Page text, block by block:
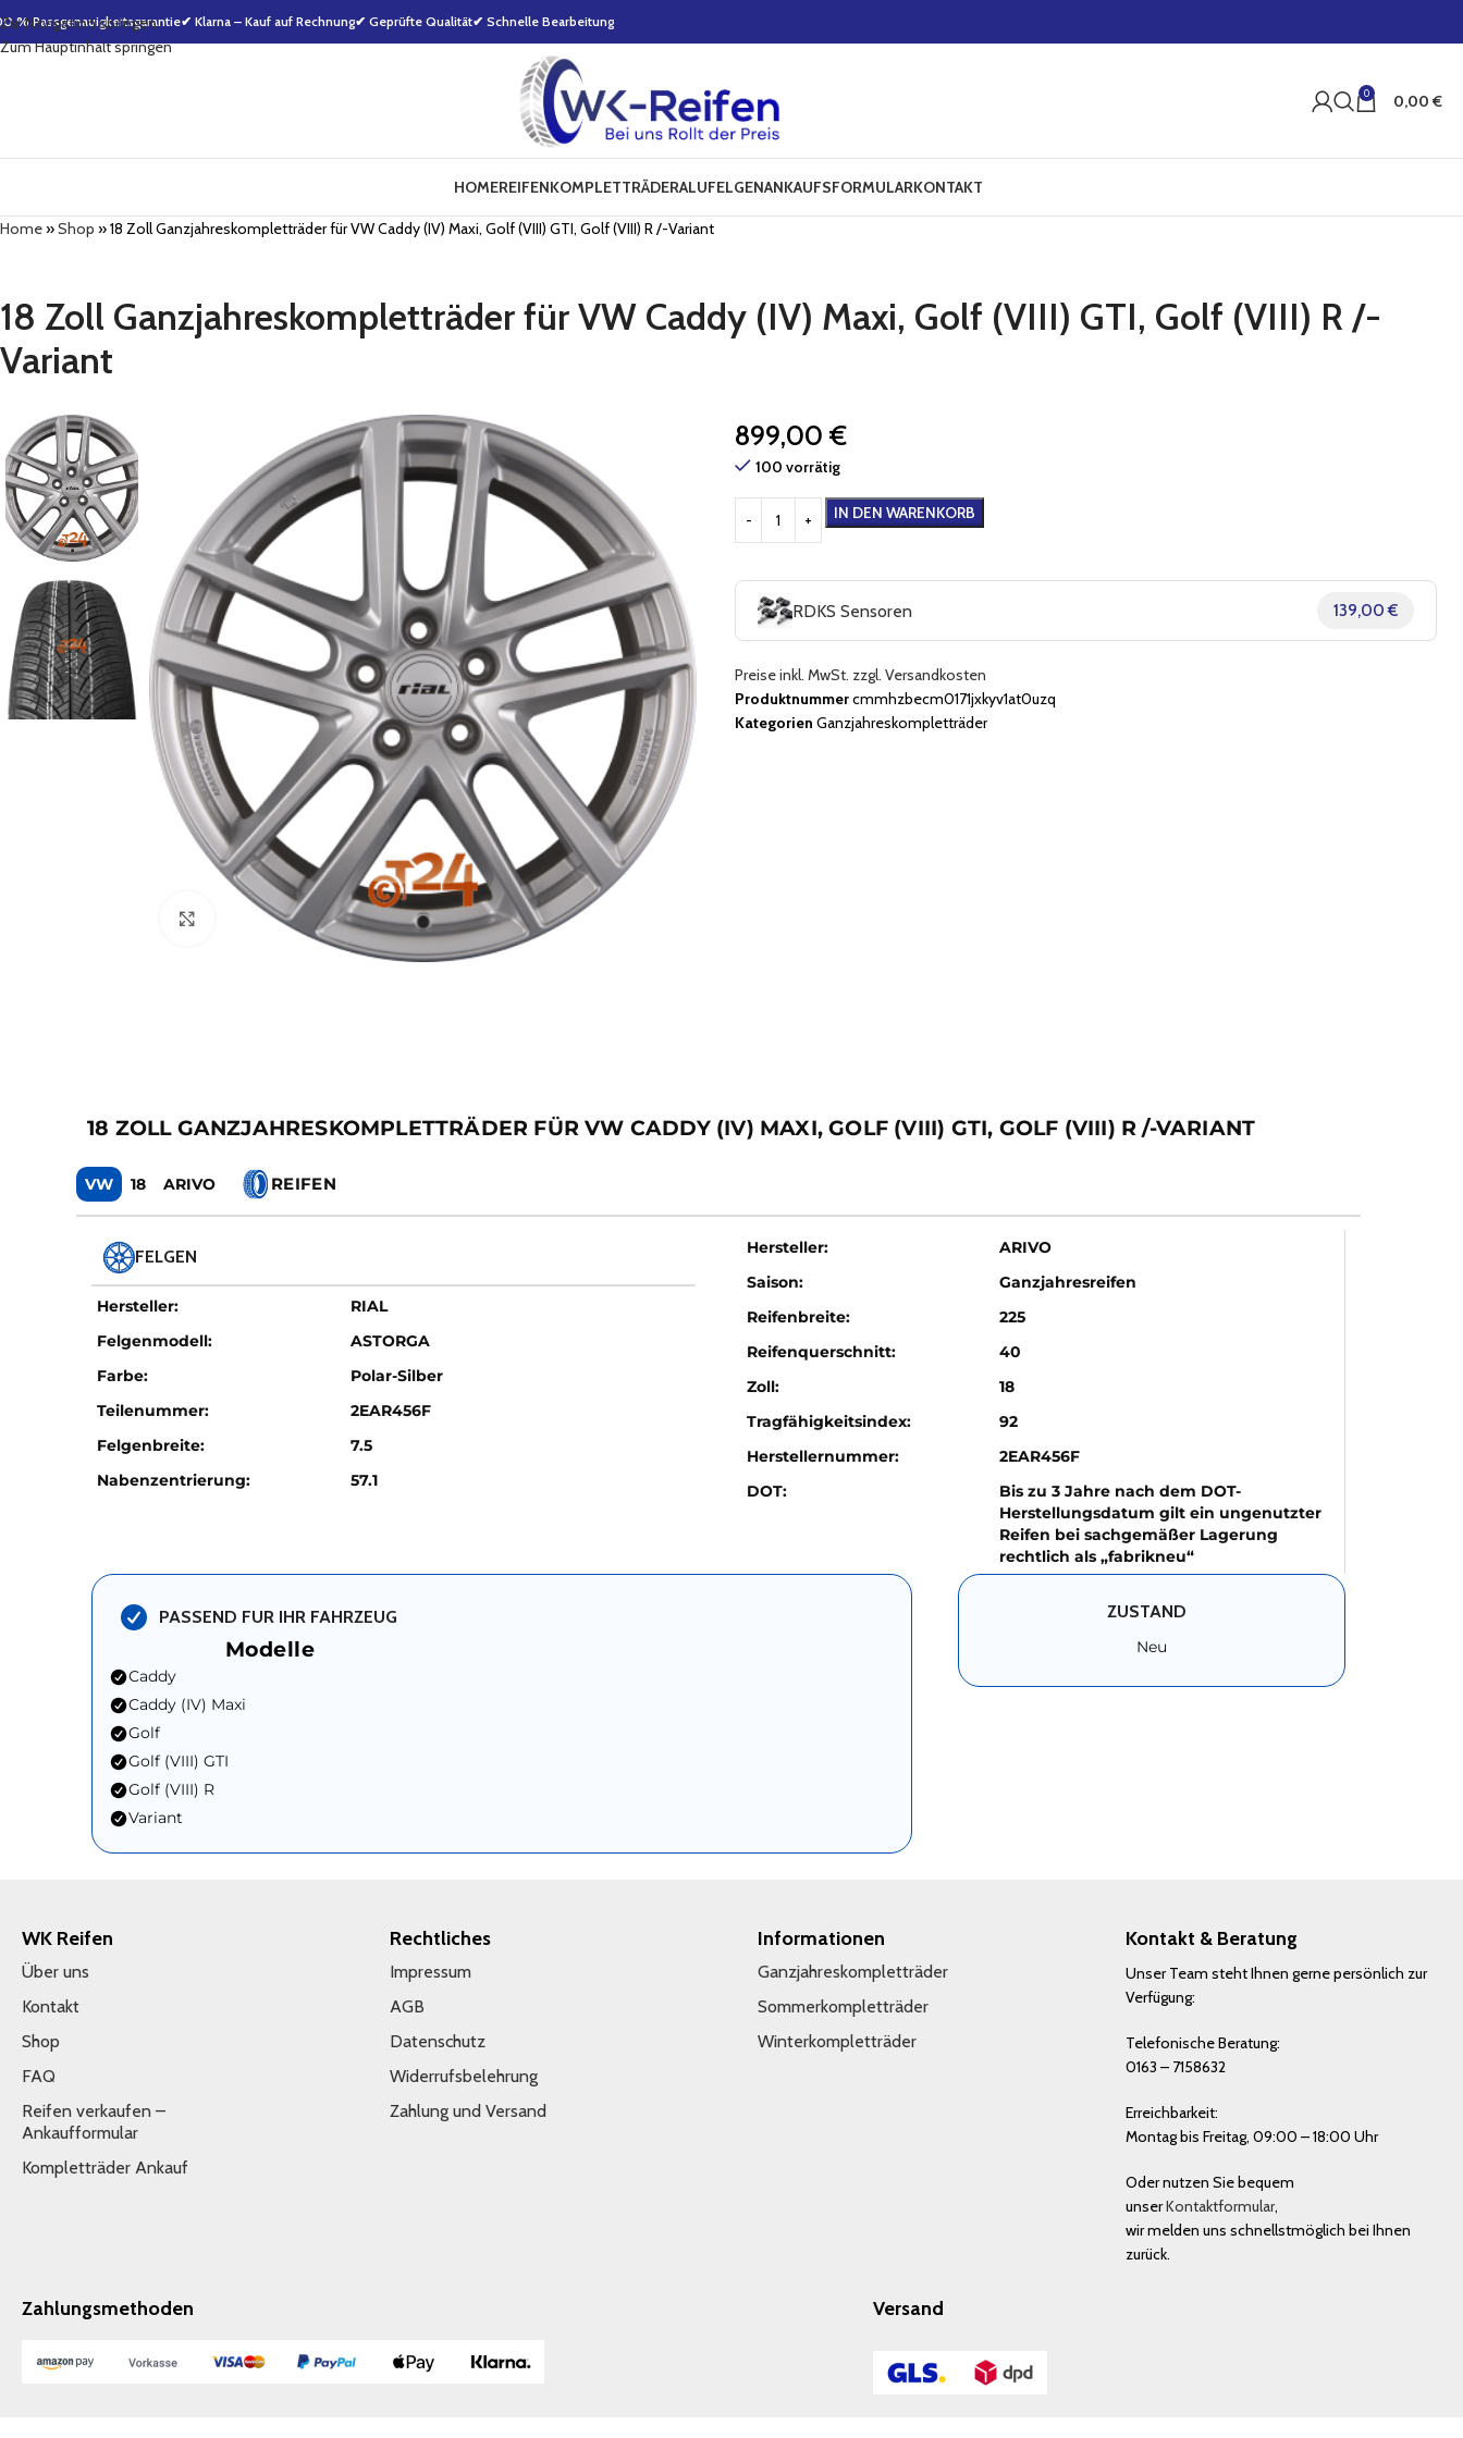
Zur Navigation springen
Zum Hauptinhalt springen
% Passgenauigkeitsgarantie✔ Klarna – Kauf auf Rechnung✔ Geprüfte Qualität✔ Schnelle Bearbeitung
0 0,00 €
HOMEREIFENKOMPLETTRÄDERALUFELGENANKAUFSFORMULARKONTAKT
Home»Shop »18 Zoll Ganzjahreskompletträder für VW Caddy (IV) Maxi, Golf (VIII) GTI, Golf (VIII) R /-Variant
18 Zoll Ganzjahreskompletträder für VW Caddy (IV) Maxi, Golf (VIII) GTI, Golf (VIII) R /-
Variant
Zum Vergrößern klicken
899,00 €
100 vorrätig
IN DEN WARENKORB
RDKS Sensoren 139,00 €
Preise inkl. MwSt. zzgl. Versandkosten
Produktnummercmmhzbecm0171jxkyv1at0uzq
Kategorien Ganzjahreskompletträder
18 ZOLL GANZJAHRESKOMPLETTRÄDER FÜR VW CADDY (IV) MAXI, GOLF (VIII) GTI, GOLF (VIII) R /-VARIANT
VW 18 ARIVO REIFEN
FELGEN
Hersteller:
RIAL
Felgenmodell:
ASTORGA
Farbe:
Polar-Silber
Teilenummer:
2EAR456F
Felgenbreite:
7.5
Nabenzentrierung:
57.1
Hersteller:
ARIVO
Saison:
Ganzjahresreifen
Reifenbreite:
225
Reifenquerschnitt:
40
Zoll:
18
Tragfähigkeitsindex:
92
Herstellernummer:
2EAR456F
DOT:
Bis zu 3 Jahre nach dem DOT-
Herstellungsdatum gilt ein ungenutzter
Reifen bei sachgemäßer Lagerung
rechtlich als „fabrikneu“
PASSEND FUR IHR FAHRZEUG
Modelle
Caddy
Caddy (IV) Maxi
Golf
Golf (VIII) GTI
Golf (VIII) R
Variant
ZUSTAND
Neu
WK Reifen
Über uns
Kontakt
Shop
FAQ
Reifen verkaufen –
Ankaufformular
Kompletträder Ankauf
Rechtliches
Impressum
AGB
Datenschutz
Widerrufsbelehrung
Zahlung und Versand
Informationen
Ganzjahreskompletträder
Sommerkompletträder
Winterkompletträder
Kontakt & Beratung
Unser Team steht Ihnen gerne persönlich zur
Verfügung:
Telefonische Beratung:
0163 – 7158632
Erreichbarkeit:
Montag bis Freitag, 09:00 – 18:00 Uhr
Oder nutzen Sie bequem
unserKontaktformular,
wir melden uns schnellstmöglich bei Ihnen
zurück.
Zahlungsmethoden Versand